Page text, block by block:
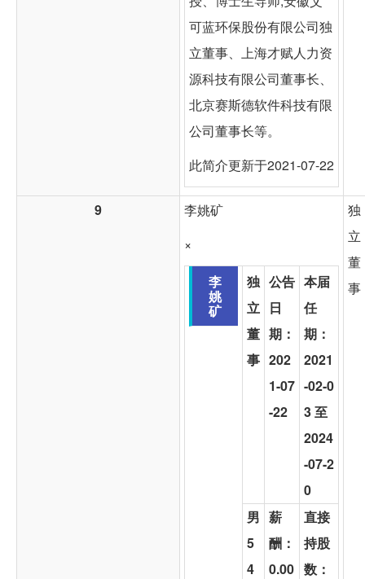
可蓝环保股份有限公司独
立董事、上海才赋人力资
源科技有限公司董事长、
北京赛斯德软件科技有限
公司董事长等。
此简介更新于2021-07-22
9
李姚矿
×
李
姚
矿
独
立
董
事
公告
日
期：
202
1-07
-22
本届
任
期：
2021
-02-0
3 至
2024
-07-2
0
男
5
4
薪
酬：
0.00
直接
持股
数：
独
立
董
事